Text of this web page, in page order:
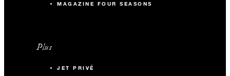
MAGAZINE FOUR SEASONS
Plus
JET PRIVÉ